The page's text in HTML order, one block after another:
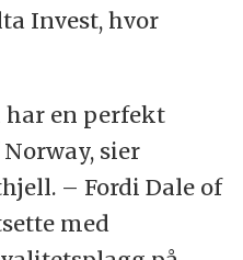
Invest, hvor
en perfekt
sier
– Fordi Dale of
med